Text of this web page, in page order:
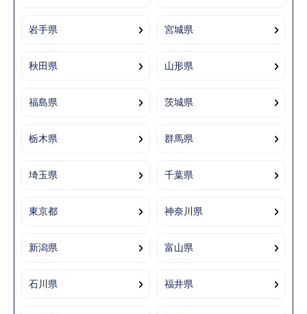
岩手県 宮城県
秋田県 山形県
福島県 茨城県
栃木県 群馬県
埼玉県 千葉県
東京都 神奈川県
新潟県 富山県
石川県 福井県